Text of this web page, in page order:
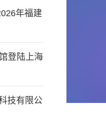
年福建
登陆上海
技有限公